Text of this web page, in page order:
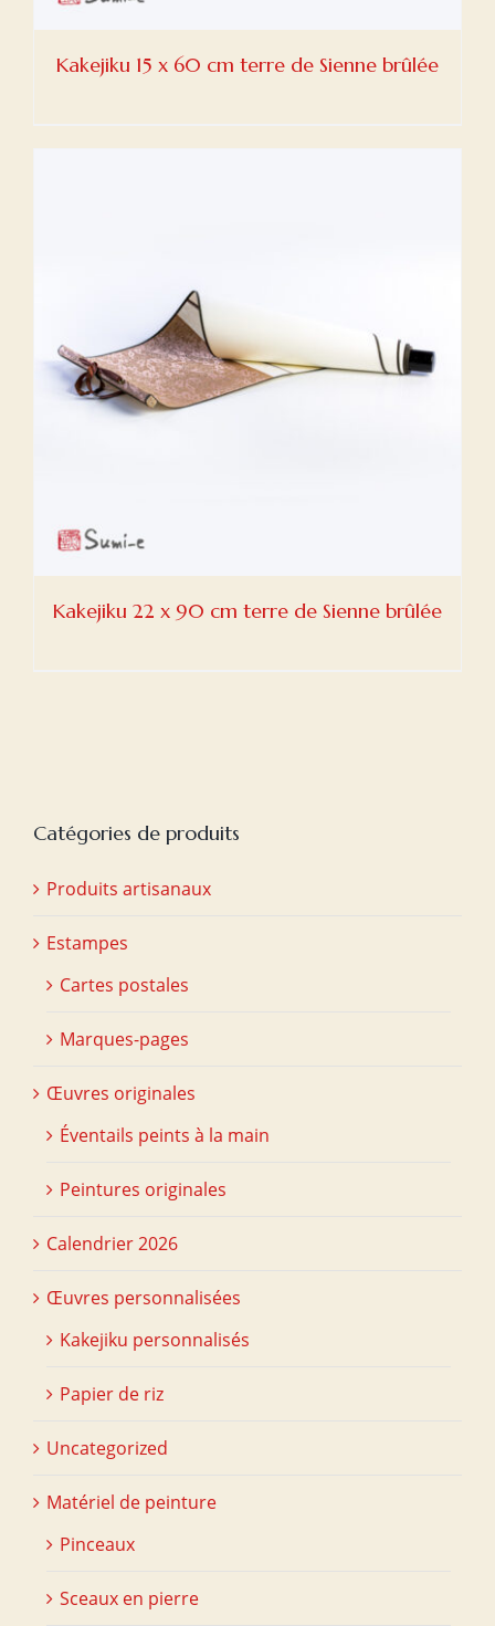
Kakejiku 15 x 60 cm terre de Sienne brûlée
Kakejiku 22 x 90 cm terre de Sienne brûlée
Catégories de produits
Produits artisanaux
Estampes
Cartes postales
Marques-pages
Œuvres originales
Éventails peints à la main
Peintures originales
Calendrier 2026
Œuvres personnalisées
Kakejiku personnalisés
Papier de riz
Uncategorized
Matériel de peinture
Pinceaux
Sceaux en pierre